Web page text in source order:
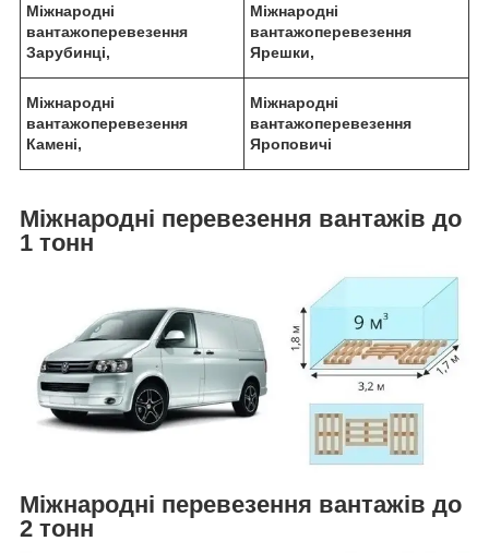
Міжнародні
вантажоперевезення
Зарубинці,
Міжнародні
вантажоперевезення
Ярешки,
Міжнародні
вантажоперевезення
Камені,
Міжнародні
вантажоперевезення
Яроповичі
Міжнародні перевезення вантажів до
1 тонн
Міжнародні перевезення вантажів до
2 тонн